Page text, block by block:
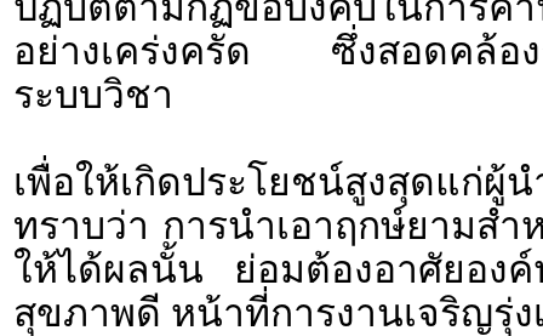
อย่างเคร่งครัด ซึ่งสอดคล้อง
ระบบวิชา
เพื่อให้เกิดประโยชน์สูงสุดแก่
ทราบว่า การนำเอาฤกษ์ยามสำ
ให้ได้ผลนั้น ย่อมต้องอาศัยอง
สุขภาพดี หน้าที่การงานเจริญรุ่ง